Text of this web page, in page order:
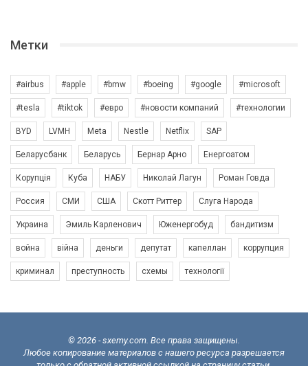
Метки
#airbus #apple #bmw #boeing #google #microsoft
#tesla #tiktok #евро #новости компаний #технологии
BYD LVMH Meta Nestle Netflix SAP
Беларусбанк Беларусь Бернар Арно Енергоатом
Корупція Куба НАБУ Николай Лагун Роман Говда
Россия СМИ США Скотт Риттер Слуга Народа
Украина Эмиль Карленович Юженергобуд бандитизм
война війна деньги депутат капеллан коррупция
криминал преступность схемы технології
© 2026 - sxemy.com. Все права защищены.
Любое копирование материалов с нашего ресурса разрешается